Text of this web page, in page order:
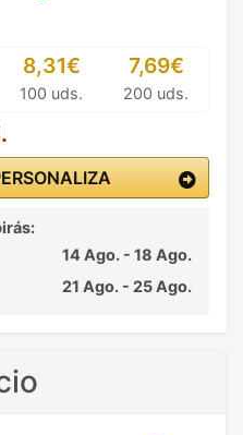
8,31€
100 uds.
7,69€
200 uds.
14 Ago. - 18 Ago.
21 Ago. - 25 Ago.